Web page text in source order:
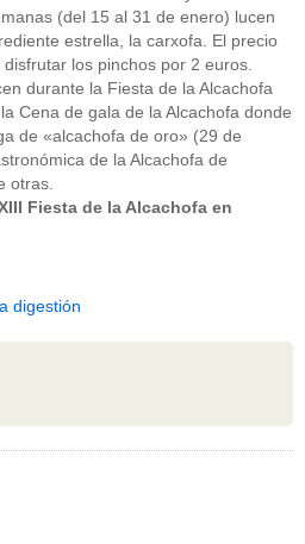
(del 15 al 31 de enero) lucen
estrella, la carxofa. El precio
los pinchos por 2 euros.
durante la Fiesta de la Alcachofa
Cena de gala de la Alcachofa donde
de «alcachofa de oro» (29 de
de la Alcachofa de
otras.
Fiesta de la Alcachofa en
digestión